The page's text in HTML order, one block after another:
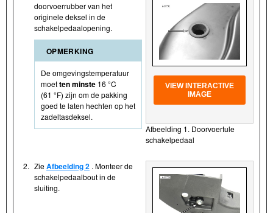
doorvoerrubber van het
originele deksel in de
schakelpedaalopening.
OPMERKING
De omgevingstemperatuur
moetten minste 16 °C
(61 °F) zijn om de pakking
goed te laten hechten op het
zadeltasdeksel.
VIEW INTERACTIVE
IMAGE
Afbeelding 1. Doorvoertule
schakelpedaal
2. ZieAfbeelding 2 . Monteer de
schakelpedaalbout in de
sluiting.